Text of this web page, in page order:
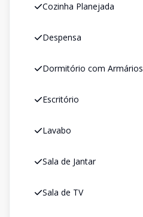
Cozinha Planejada
Despensa
Dormitório com Armários
Escritório
Lavabo
Sala de Jantar
Sala de TV